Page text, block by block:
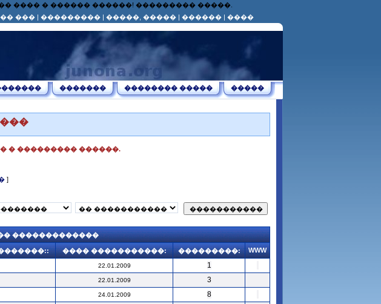
���� � ������ ������! ��������� �����.
��� | ��������� | �����, ����� | ������ | ����
������� �������� ����� �����
� ��������� ������.
]
�������������
���� �����������: ���������: WWW
22.01.2009
1
22.01.2009
3
24.01.2009
8